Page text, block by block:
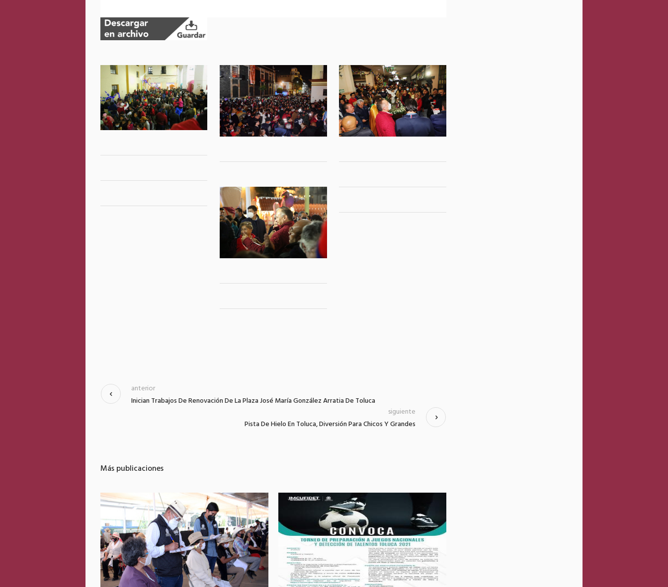
Inician Trabajos De Renovación De La Plaza José María González Arratia De Toluca
anterior
Pista De Hielo En Toluca, Diversión Para Chicos Y Grandes
siguiente
Más publicaciones